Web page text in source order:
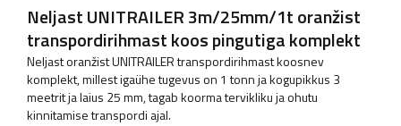
Neljast UNITRAILER 3m/25mm/1t oranžist
transpordirihmast koos pingutiga komplekt
Neljast oranžist UNITRAILER transpordirihmast koosnev
komplekt, millest igaühe tugevus on 1 tonn ja kogupikkus 3
meetrit ja laius 25 mm, tagab koorma tervikliku ja ohutu
kinnitamise transpordi ajal.